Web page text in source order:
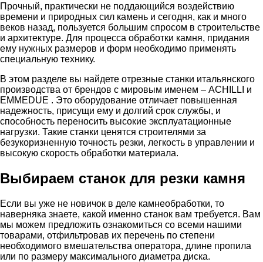
Прочный, практически не поддающийся воздействию
времени и природных сил камень и сегодня, как и много
веков назад, пользуется большим спросом в строительстве
и архитектуре. Для процесса обработки камня, придания
ему нужных размеров и форм необходимо применять
специальную технику.
В этом разделе вы найдете отрезные станки итальянского
производства от брендов с мировым именем – ACHILLI и
EMMEDUE . Это оборудование отличает повышенная
надежность, присущи ему и долгий срок службы, и
способность переносить высокие эксплуатационные
нагрузки. Такие станки ценятся строителями за
безукоризненную точность резки, легкость в управлении и
высокую скорость обработки материала.
Выбираем станок для резки камня
Если вы уже не новичок в деле камнеобработки, то
наверняка знаете, какой именно станок вам требуется. Вам
мы можем предложить ознакомиться со всеми нашими
товарами, отфильтровав их перечень по степени
необходимого вмешательства оператора, длине пропила
или по размеру максимального диаметра диска.